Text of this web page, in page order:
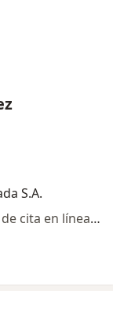
S.A.
Este especialista no ofrece reserva de cita en línea en esta dirección.